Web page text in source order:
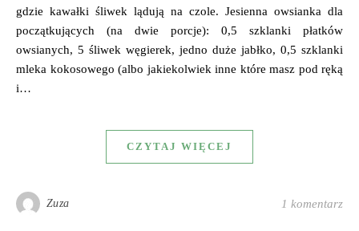
gdzie kawałki śliwek lądują na czole. Jesienna owsianka dla
początkujących (na dwie porcje): 0,5 szklanki płatków
owsianych, 5 śliwek węgierek, jedno duże jabłko, 0,5 szklanki
mleka kokosowego (albo jakiekolwiek inne które masz pod ręką
i…
CZYTAJ WIĘCEJ
Zuza 1 komentarz